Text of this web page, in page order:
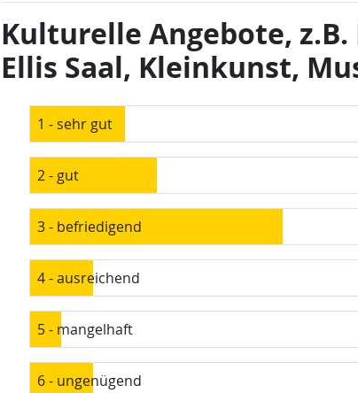
Kulturelle Angebote,
Ellis Saal, Kleinkunst,
1 - sehr gut
2 - gut
3 - befriedigend
4 - ausreichend
5 - mangelhaft
6 - ungenügend